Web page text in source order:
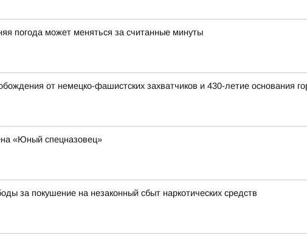
погода может меняться за считанные минуты
от немецко-фашистских захватчиков и 430-летие основания
«Юный спецназовец»
за покушение на незаконный сбыт наркотических средств